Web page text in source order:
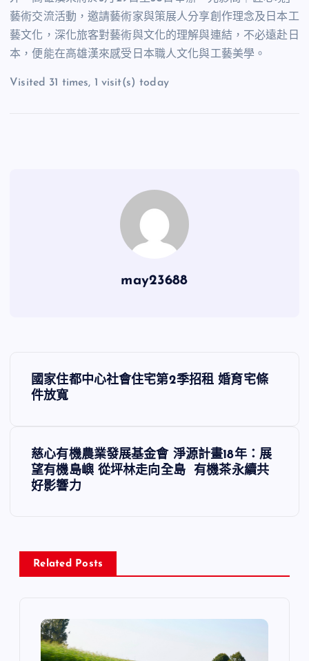
藝術交流活動，邀請藝術家與策展人分享創作理念及日本工
藝文化，深化旅客對藝術與文化的理解與連結，不必遠赴日
本，便能在高雄漢來感受日本職人文化與工藝美學。
Visited 31 times, 1 visit(s) today
may23688
文
章
覽
國家住都中心社會住宅第2季招租 婚育宅條
件放寬
慈心有機農業發展基金會 淨源計畫18年：展
望有機島嶼 從坪林走向全島 有機茶永續共
好影響力
Related Posts